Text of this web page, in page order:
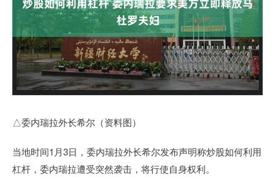
△委内瑞拉外长希尔（资料图）
当地时间1月3日，委内瑞拉外长希尔发布声明称炒股如何利用
杠杆，委内瑞拉遭受突然袭击，将行使自身权利。